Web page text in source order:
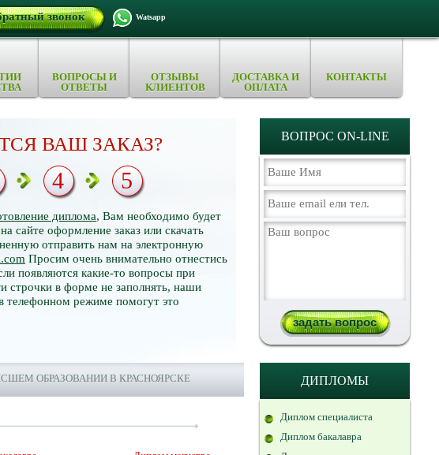
звонок Watsapp
ВОПРОСЫ И
ОТВЕТЫ
ОТЗЫВЫ
КЛИЕНТОВ
ДОСТАВКА И
ОПЛАТА
КОНТАКТЫ
ВАШ ЗАКАЗ?
диплома, Вам необходимо будет
сайте оформление заказ или скачать
отправить нам на электронную
Просим очень внимательно отнестись
появляются какие-то вопросы при
строчки в форме не заполнять, наши
телефонном режиме помогут это
4 5
ВОПРОС ON-LINE
ОБРАЗОВАНИИ В КРАСНОЯРСКЕ ДИПЛОМЫ
Диплом специалиста
Диплом бакалавра